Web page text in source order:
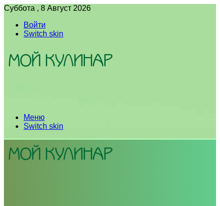
Суббота , 8 Август 2026
Войти
Switch skin
Меню
Switch skin